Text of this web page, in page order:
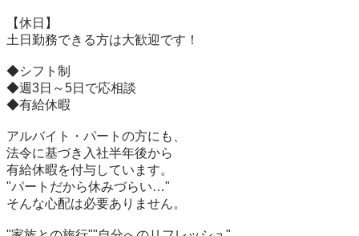
【休日】
土日勤務できる方は大歓迎です！
◆シフト制
◆週3日～5日で応相談
◆有給休暇
アルバイト・パートの方にも、
法令に基づき入社半年後から
有給休暇を付与しています。
"パートだから休みづらい…"
そんな心配は必要ありません。